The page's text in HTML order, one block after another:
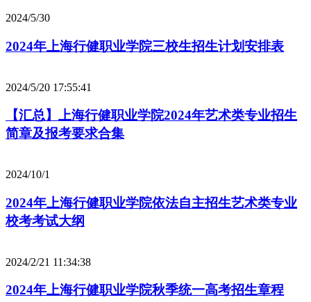
2024/5/30
2024年上海行健职业学院三校生招生计划安排表
2024/5/20 17:55:41
【汇总】上海行健职业学院2024年艺术类专业招生
简章及报考要求合集
2024/10/1
2024年上海行健职业学院依法自主招生艺术类专业
校考考试大纲
2024/2/21 11:34:38
2024年上海行健职业学院秋季统一高考招生章程